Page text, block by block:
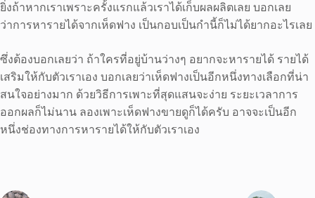
ยิ่งถ้าหากเราเพราะครั้งแรกแล้วเราได้เก็บผลผลิตเลย บอกเลย
ว่าการหารายได้จากเห็ดฟาง เป็นกอบเป็นกำนี้ก็ไม่ได้ยากอะไรเลย
ซึ่งต้องบอกเลยว่า ถ้าใครที่อยู่บ้านว่างๆ อยากจะหารายได้ รายได้
เสริมให้กับตัวเราเอง บอกเลยว่าเห็ดฟางเป็นอีกหนึ่งทางเลือกที่น่า
สนใจอย่างมาก ด้วยวิธีการเพาะที่สุดแสนจะง่าย ระยะเวลาการ
ออกผลก็ไม่นาน ลองเพาะเห็ดฟางขายดูก็ได้ครับ อาจจะเป็นอีก
หนึ่งช่องทางการหารายได้ให้กับตัวเราเอง